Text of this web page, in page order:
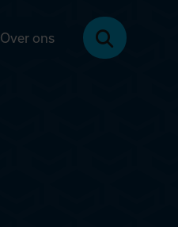
Over ons